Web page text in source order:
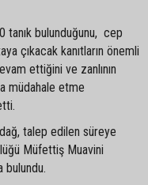
tanık bulunduğunu, cep
çıkacak kanıtların önemli
ettiğini ve zanlının
müdahale etme
talep edilen süreye
Müfettiş Muavini
bulundu.